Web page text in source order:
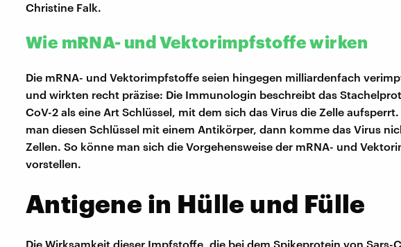
Christine Falk.
Wie mRNA- und Vektorimpfstoffe wirken
Die mRNA- und Vektorimpfstoffe seien hingegen milliardenfach
und wirkten recht präzise: Die Immunologin beschreibt das
CoV-2 als eine Art Schlüssel, mit dem sich das Virus die Zelle
man diesen Schlüssel mit einem Antikörper, dann komme das Virus
Zellen. So könne man sich die Vorgehensweise der mRNA- und
vorstellen.
Antigene in Hülle und Fülle
Die Wirksamkeit dieser Impfstoffe, die bei dem Spikeprotein von Sars-